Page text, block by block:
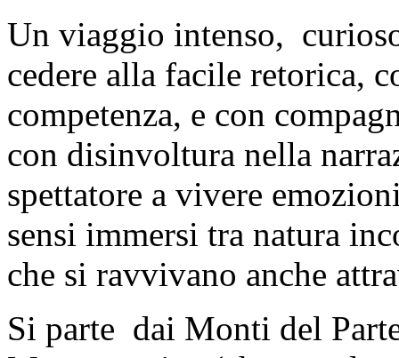
Un viaggio intenso,
cedere alla facile retorica,
competenza, e con
con disinvoltura nella
spettatore a vivere
sensi immersi tra natura
che si ravvivano anche
Si parte dai Monti del